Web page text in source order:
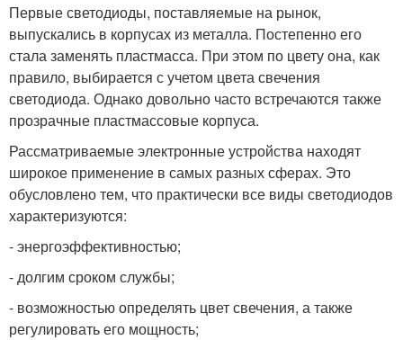
Первые светодиоды, поставляемые на рынок,
выпускались в корпусах из металла. Постепенно его
стала заменять пластмасса. При этом по цвету она, как
правило, выбирается с учетом цвета свечения
светодиода. Однако довольно часто встречаются также
прозрачные пластмассовые корпуса.
Рассматриваемые электронные устройства находят
широкое применение в самых разных сферах. Это
обусловлено тем, что практически все виды светодиодов
характеризуются:
- энергоэффективностью;
- долгим сроком службы;
- возможностью определять цвет свечения, а также
регулировать его мощность;